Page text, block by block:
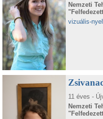
Nemzeti
vizuális-
11 éves -
Nemzeti